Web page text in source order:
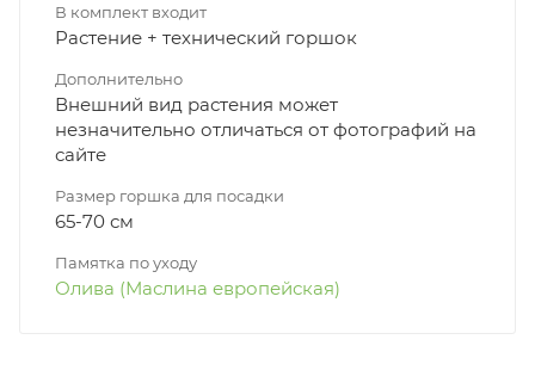
В комплект входит
Растение + технический горшок
Дополнительно
Внешний вид растения может
незначительно отличаться от фотографий на
сайте
Размер горшка для посадки
65-70 см
Памятка по уходу
Олива (Маслина европейская)